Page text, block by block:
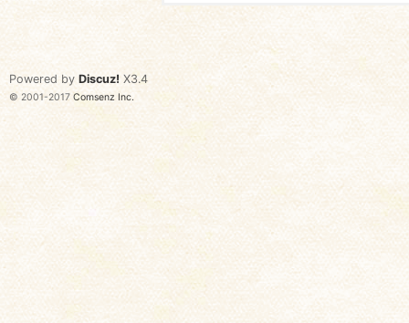
Powered by Discuz! X3.4
© 2001-2017 Comsenz Inc.